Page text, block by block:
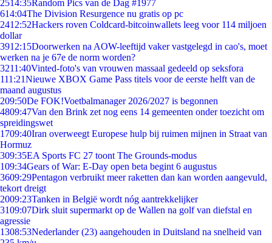
2514:35Random Pics van de Dag #1977
614:04The Division Resurgence nu gratis op pc
2412:52Hackers roven Coldcard-bitcoinwallets leeg voor 114 miljoen
dollar
3912:15Doorwerken na AOW-leeftijd vaker vastgelegd in cao's, moet
werken na je 67e de norm worden?
3211:40Vinted-foto's van vrouwen massaal gedeeld op seksfora
111:21Nieuwe XBOX Game Pass titels voor de eerste helft van de
maand augustus
209:50De FOK!Voetbalmanager 2026/2027 is begonnen
4809:47Van den Brink zet nog eens 14 gemeenten onder toezicht om
spreidingswet
1709:40Iran overweegt Europese hulp bij ruimen mijnen in Straat van
Hormuz
309:35EA Sports FC 27 toont The Grounds-modus
109:34Gears of War: E-Day open beta begint 6 augustus
3609:29Pentagon verbruikt meer raketten dan kan worden aangevuld,
tekort dreigt
2009:23Tanken in België wordt nóg aantrekkelijker
3109:07Dirk sluit supermarkt op de Wallen na golf van diefstal en
agressie
1308:53Nederlander (23) aangehouden in Duitsland na snelheid van